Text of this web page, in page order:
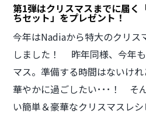
第1弾はクリスマスまでに届く
ちセット」をプレゼント！
今年はNadiaから特大のクリス
しました！ 昨年同様、今年
マス。準備する時間はないけ
華やかに過ごしたい･･･！ そ
い簡単＆豪華なクリスマスレ